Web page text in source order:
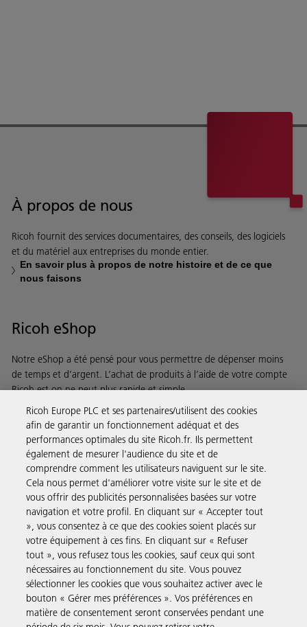
À propos de nous
Ricoh fournit des services documentaires, des conseils, des logiciels
et du matériel aux entreprises du monde entier.
En savoir plus à propos de notre histoire et de ce que
nous faisons
Ricoh eShop
Notre eShop a été pensé pour vous permettre de dépenser moins
de temps et d’argent. L’achat de produits à l’aide de votre compte
Ricoh est on ne peut plus rapide et simple.
En savoir plus
Solutions pour les entreprises
Produits et Services
Assistance & Contact
Ressources
Ricoh Europe PLC et ses partenaires/utilisent des cookies
afin de garantir un fonctionnement adéquat et des
performances optimales du site Ricoh.fr. Ils permettent
également de mesurer l'audience du site et de
comprendre comment les utilisateurs naviguent sur le site.
Cela nous permet d'améliorer votre visite sur le site et de
vous offrir des publicités personnalisées basées sur votre
navigation et votre profil. En cliquant sur « Accepter tout
», vous consentez à ce que des cookies soient placés sur
votre équipement à ces fins. En cliquant sur « Refuser
tout », vous refusez tous les cookies, sauf ceux qui sont
nécessaires au fonctionnement du site. Vous pouvez
sélectionner les cookies que vous souhaitez activer avec le
bouton « Gérer mes préférences ». Vos préférences en
matière de consentement seront conservées pendant une